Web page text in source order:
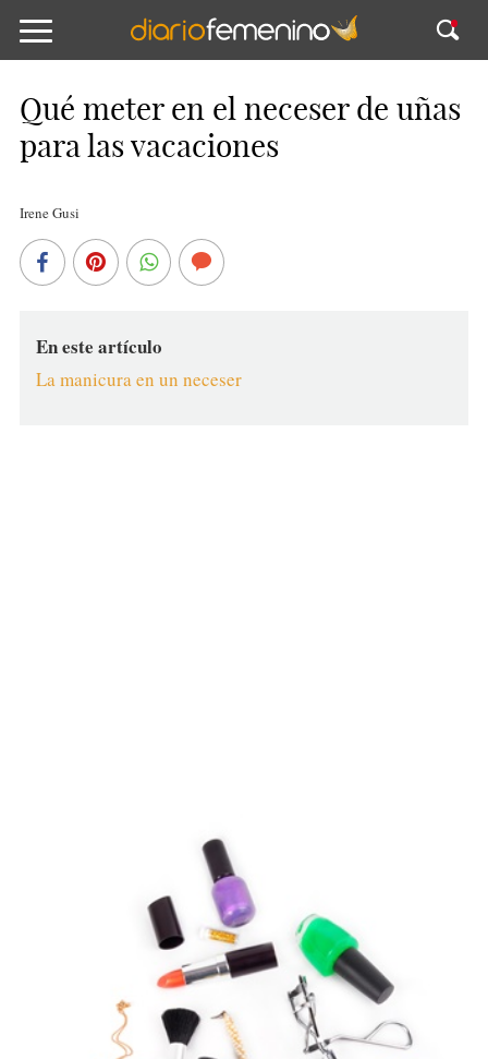
Qué meter en el neceser de uñas
para las vacaciones
Irene Gusi
En este artículo
La manicura en un neceser